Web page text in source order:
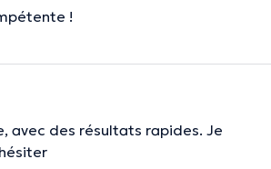
!
avec des résultats rapides. Je